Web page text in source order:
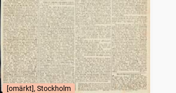
[omärkt], Stockholm